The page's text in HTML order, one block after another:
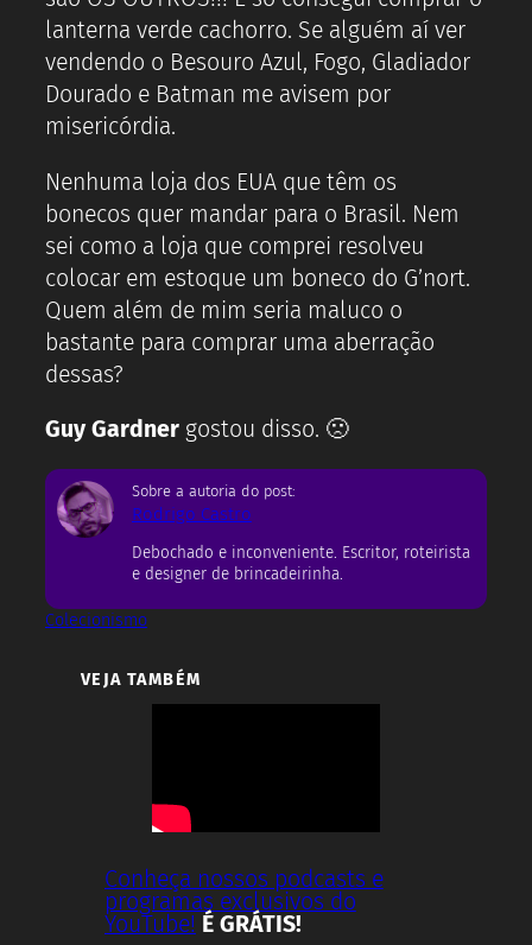
lanterna verde cachorro. Se alguém aí ver
vendendo o Besouro Azul, Fogo, Gladiador
Dourado e Batman me avisem por
misericórdia.
Nenhuma loja dos EUA que têm os
bonecos quer mandar para o Brasil. Nem
sei como a loja que comprei resolveu
colocar em estoque um boneco do G’nort.
Quem além de mim seria maluco o
bastante para comprar uma aberração
dessas?
Guy Gardnergostou disso. 🙁
Sobre a autoria do post:
Rodrigo Castro
Debochado e inconveniente. Escritor, roteirista
e designer de brincadeirinha.
Colecionismo
VEJA TAMBÉM
Conheça nossos podcasts e
programas exclusivos do
YouTube! É GRÁTIS!